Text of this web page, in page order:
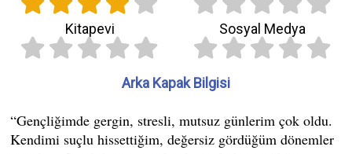
Kitapevi Sosyal Medya
Arka Kapak Bilgisi